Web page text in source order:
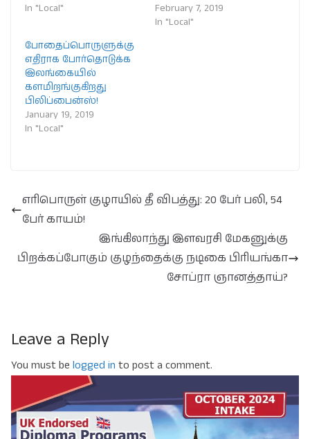
In "Local"
February 7, 2019
In "Local"
போதைப்பொருளுக்கு
எதிராக போர்தொடுக்க
இலங்கையில்
களமிறங்குகிறது
பிலிப்பைன்ஸ்!
January 19, 2019
In "Local"
எரிபொருள் குழாயில் தீ விபத்து: 20 பேர் பலி, 54
பேர் காயம்!
இங்கிலாந்து இளவரசி மேகனுக்கு
பிறக்கப்போகும் குழந்தைக்கு நடிகை பிரியங்கா
சோப்ரா ஞானத்தாய்?
Leave a Reply
You must be logged in to post a comment.